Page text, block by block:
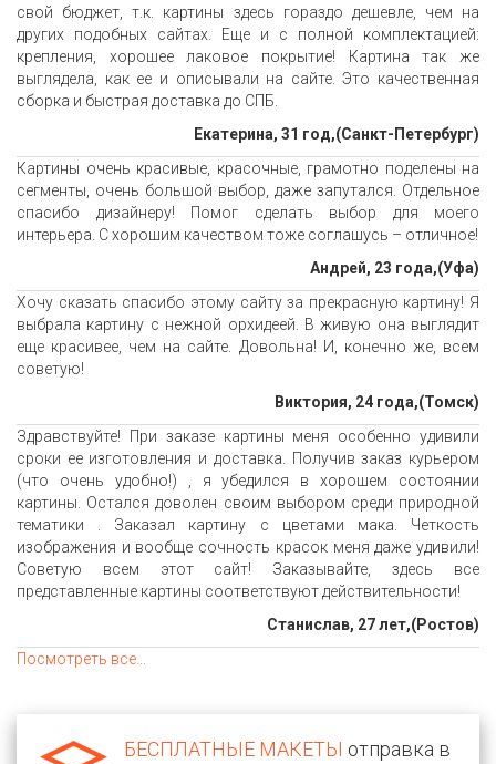
свой бюджет, т.к. картины здесь гораздо дешевле, чем на
других подобных сайтах. Еще и с полной комплектацией:
крепления, хорошее лаковое покрытие! Картина так же
выглядела, как ее и описывали на сайте. Это качественная
сборка и быстрая доставка до СПБ.
Екатерина, 31 год,(Санкт-Петербург)
Картины очень красивые, красочные, грамотно поделены на
сегменты, очень большой выбор, даже запутался. Отдельное
спасибо дизайнеру! Помог сделать выбор для моего
интерьера. С хорошим качеством тоже соглашусь – отличное!
Андрей, 23 года,(Уфа)
Хочу сказать спасибо этому сайту за прекрасную картину! Я
выбрала картину с нежной орхидеей. В живую она выглядит
еще красивее, чем на сайте. Довольна! И, конечно же, всем
советую!
Виктория, 24 года,(Томск)
Здравствуйте! При заказе картины меня особенно удивили
сроки ее изготовления и доставка. Получив заказ курьером
(что очень удобно!) , я убедился в хорошем состоянии
картины. Остался доволен своим выбором среди природной
тематики . Заказал картину с цветами мака. Четкость
изображения и вообще сочность красок меня даже удивили!
Советую всем этот сайт! Заказывайте, здесь все
представленные картины соответствуют действительности!
Станислав, 27 лет,(Ростов)
Посмотреть все...
БЕСПЛАТНЫЕ МАКЕТЫ отправка в